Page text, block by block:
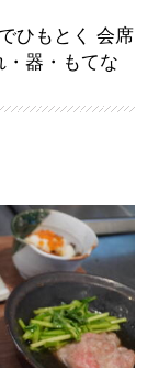
ひもとく 会席
器・もてな